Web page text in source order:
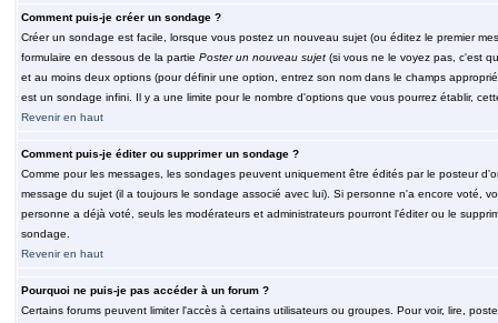
Comment puis-je créer un sondage ?
Créer un sondage est facile, lorsque vous postez un nouveau sujet (ou éditez le premier
formulaire en dessous de la partie Poster un nouveau sujet(si vous ne le voyez pas, c'est
et au moins deux options (pour définir une option, entrez son nom dans le champs
est un sondage infini. Il y a une limite pour le nombre d'options que vous pourrez établir,
Revenir en haut
Comment puis-je éditer ou supprimer un sondage ?
Comme pour les messages, les sondages peuvent uniquement être édités par le posteur
message du sujet (il a toujours le sondage associé avec lui). Si personne n'a encore voté,
personne a déjà voté, seuls les modérateurs et administrateurs pourront l'éditer ou le
sondage.
Revenir en haut
Pourquoi ne puis-je pas accéder à un forum ?
Certains forums peuvent limiter l'accès à certains utilisateurs ou groupes. Pour voir, lire,